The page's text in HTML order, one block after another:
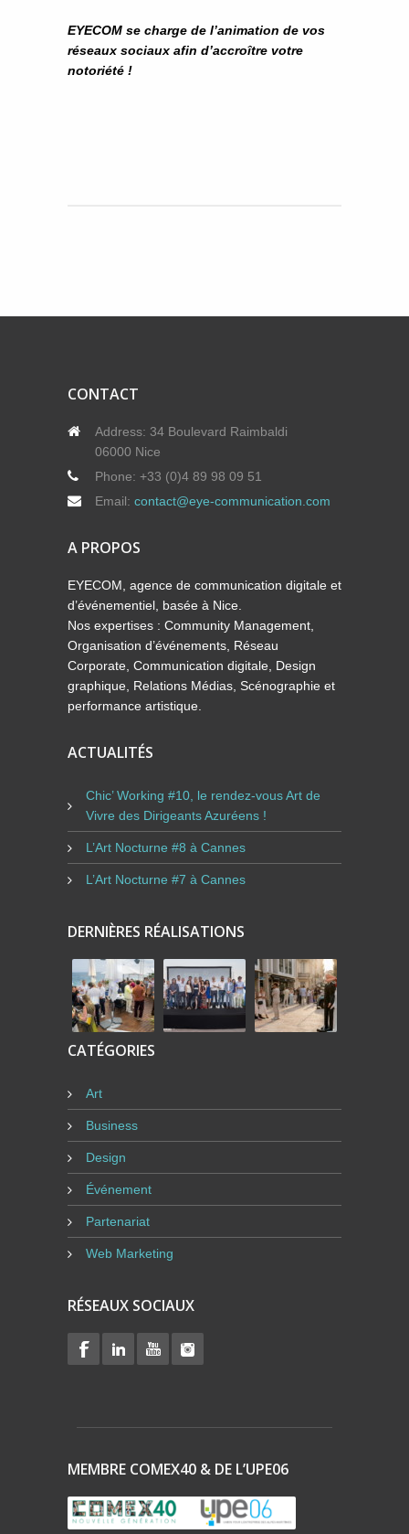
EYECOM se charge de l’animation de vos
réseaux sociaux afin d’accroître votre
notoriété !
CONTACT
Address: 34 Boulevard Raimbaldi
06000 Nice
Phone: +33 (0)4 89 98 09 51
Email: contact@eye-communication.com
A PROPOS
EYECOM, agence de communication digitale et
d’événementiel, basée à Nice.
Nos expertises : Community Management,
Organisation d’événements, Réseau
Corporate, Communication digitale, Design
graphique, Relations Médias, Scénographie et
performance artistique.
ACTUALITÉS
Chic’ Working #10, le rendez-vous Art de
Vivre des Dirigeants Azuréens !
L’Art Nocturne #8 à Cannes
L’Art Nocturne #7 à Cannes
DERNIÈRES RÉALISATIONS
CATÉGORIES
Art
Business
Design
Événement
Partenariat
Web Marketing
RÉSEAUX SOCIAUX
MEMBRE COMEX40 & DE L’UPE06